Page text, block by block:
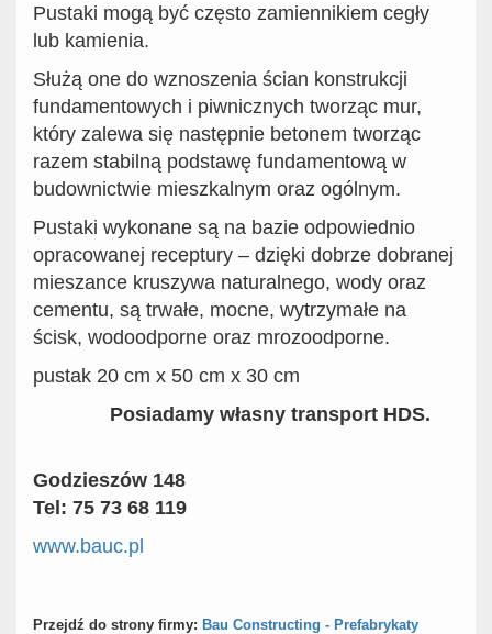
Pustaki mogą być często zamiennikiem cegły
lub kamienia.
Służą one do wznoszenia ścian konstrukcji
fundamentowych i piwnicznych tworząc mur,
który zalewa się następnie betonem tworząc
razem stabilną podstawę fundamentową w
budownictwie mieszkalnym oraz ogólnym.
Pustaki wykonane są na bazie odpowiednio
opracowanej receptury – dzięki dobrze dobranej
mieszance kruszywa naturalnego, wody oraz
cementu, są trwałe, mocne, wytrzymałe na
ścisk, wodoodporne oraz mrozoodporne.
pustak 20 cm x 50 cm x 30 cm
Posiadamy własny transport HDS.
Godzieszów 148
Tel: 75 73 68 119
www.bauc.pl
Przejdź do strony firmy: Bau Constructing - Prefabrykaty